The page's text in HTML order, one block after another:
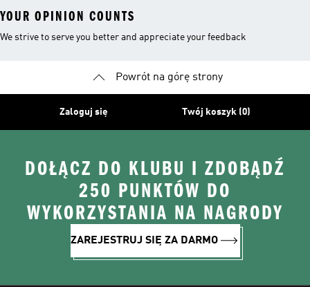
YOUR OPINION COUNTS
We strive to serve you better and appreciate your feedback
Powrót na górę strony
Zaloguj się Twój koszyk (0)
DOŁĄCZ DO KLUBU I ZDOBĄDŹ
250 PUNKTÓW DO
WYKORZYSTANIA NA NAGRODY
ZAREJESTRUJ SIĘ ZA DARMO